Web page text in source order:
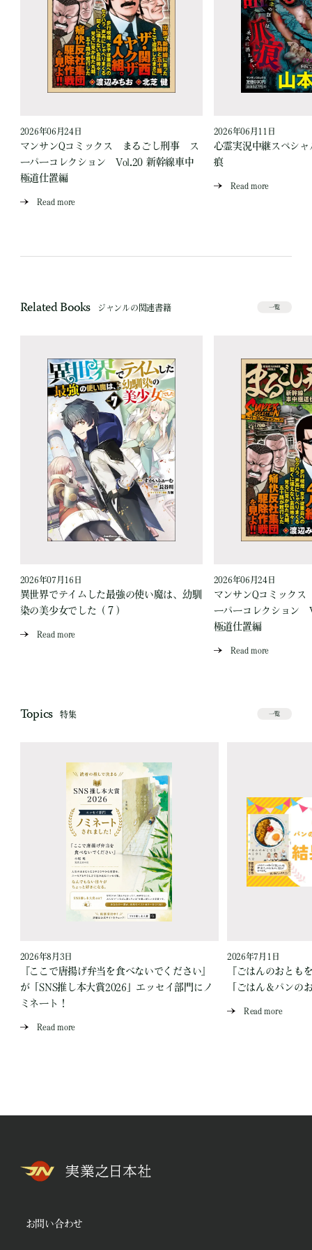
2026年06月24日
マンサンQコミックス まるごし刑事 ス
ーパーコレクション Vol.20 新幹線車中
極道仕置編
Read more
2026年06月11日
心霊実況中継スペシ
痕
Read more
Related Books ジャンルの関連書籍 一覧
2026年07月16日
異世界でテイムした最強の使い魔は、幼馴
染の美少女でした（７）
Read more
2026年06月24日
マンサンQコミック
ーパーコレクション
極道仕置編
Read more
Topics 特集 一覧
2026年8月3日
『ここで唐揚げ弁当を食べないでください』
が「SNS推し本大賞2026」エッセイ部門にノ
ミネート！
Read more
2026年7月1日
『ごはんのおとも
「ごはん＆パンの
Read more
お問い合わせ